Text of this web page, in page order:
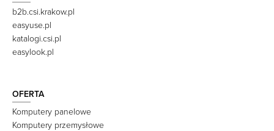
b2b.csi.krakow.pl
easyuse.pl
katalogi.csi.pl
easylook.pl
OFERTA
Komputery panelowe
Komputery przemysłowe